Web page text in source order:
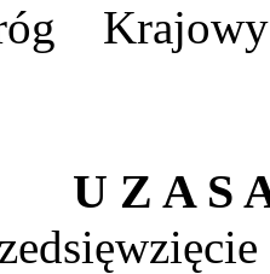
U Z A S